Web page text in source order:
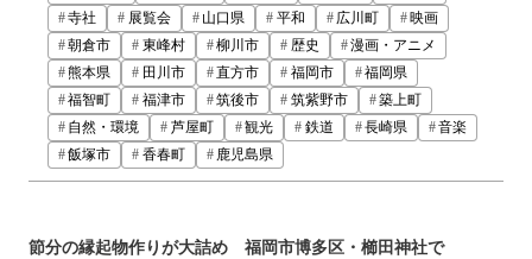
寺社
展覧会 山口県 平和 広川町
映画
朝倉市
東峰村 柳川市 歴史
漫画・アニメ
熊本県
田川市 直方市 福岡市
福岡県
福智町
福津市 筑後市 筑紫野市
築上町
自然・環境
芦屋町 観光 鉄道 長崎県
音楽
飯塚市
香春町 鹿児島県
節分の縁起物作りが大詰め 福岡市博多区・櫛田神社で